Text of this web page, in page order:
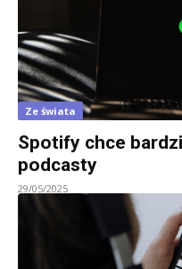
Ze świata
Spotify chce
podcasty
29/05/2025